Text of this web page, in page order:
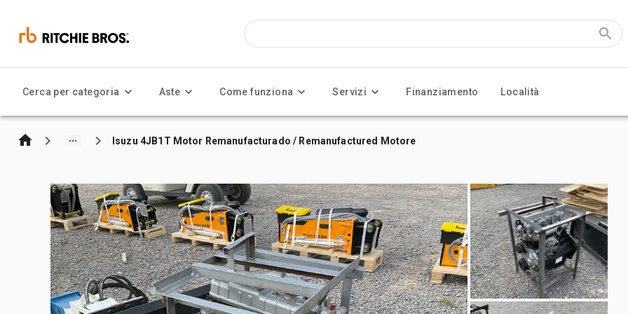
Cerca per categoria Aste Come funziona Servizi Finanziamento Località
Isuzu 4JB1T Motor Remanufacturado / Remanufactured Motore